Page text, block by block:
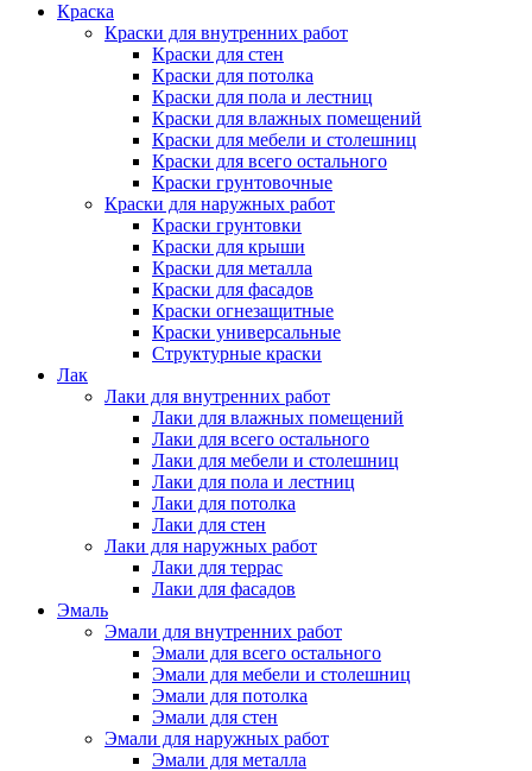
Краска
Краски для внутренних работ
Краски для стен
Краски для потолка
Краски для пола и лестниц
Краски для влажных помещений
Краски для мебели и столешниц
Краски для всего остального
Краски грунтовочные
Краски для наружных работ
Краски грунтовки
Краски для крыши
Краски для металла
Краски для фасадов
Краски огнезащитные
Краски универсальные
Структурные краски
Лак
Лаки для внутренних работ
Лаки для влажных помещений
Лаки для всего остального
Лаки для мебели и столешниц
Лаки для пола и лестниц
Лаки для потолка
Лаки для стен
Лаки для наружных работ
Лаки для террас
Лаки для фасадов
Эмаль
Эмали для внутренних работ
Эмали для всего остального
Эмали для мебели и столешниц
Эмали для потолка
Эмали для стен
Эмали для наружных работ
Эмали для металла